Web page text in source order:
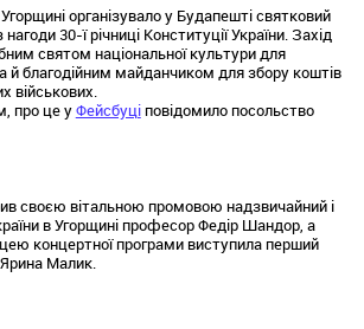
організувало у Будапешті святковий
30-ї річниці Конституції України. Захід
святом національної культури для
а й благодійним майданчиком для збору коштів
військових.
про це уФейсбуціповідомило посольство
своєю вітальною промовою надзвичайний і
в Угорщині професор Федір Шандор, а
концертної програми виступила перший
Малик.